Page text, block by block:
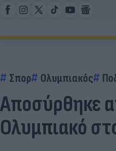
Σπορ Ολυμπιακός
Αποσύρθηκε
Ολυμπιακό